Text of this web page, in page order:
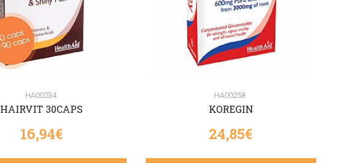
HA00234
HAIRVIT 30CAPS
16,94€
HA00258
KOREGIN
24,85€